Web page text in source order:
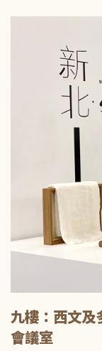
九樓：西文及
會議室